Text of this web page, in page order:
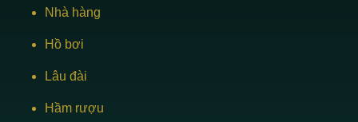
Nhà hàng
Hồ bơi
Lâu đài
Hầm rượu